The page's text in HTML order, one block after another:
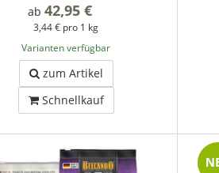
ab42,95 €
3,44 € pro 1 kg
Varianten verfügbar
zum Artikel
Schnellkauf